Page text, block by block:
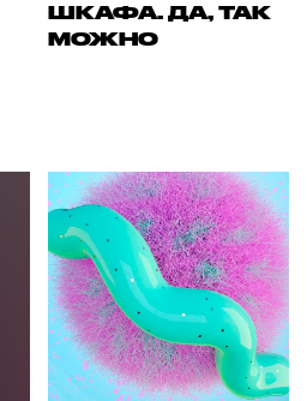
ШКАФА. ДА, ТАК
МОЖНО